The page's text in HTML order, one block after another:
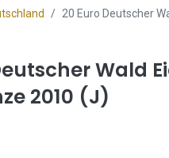
20 Euro Deutscher
Wald
2010 (J)